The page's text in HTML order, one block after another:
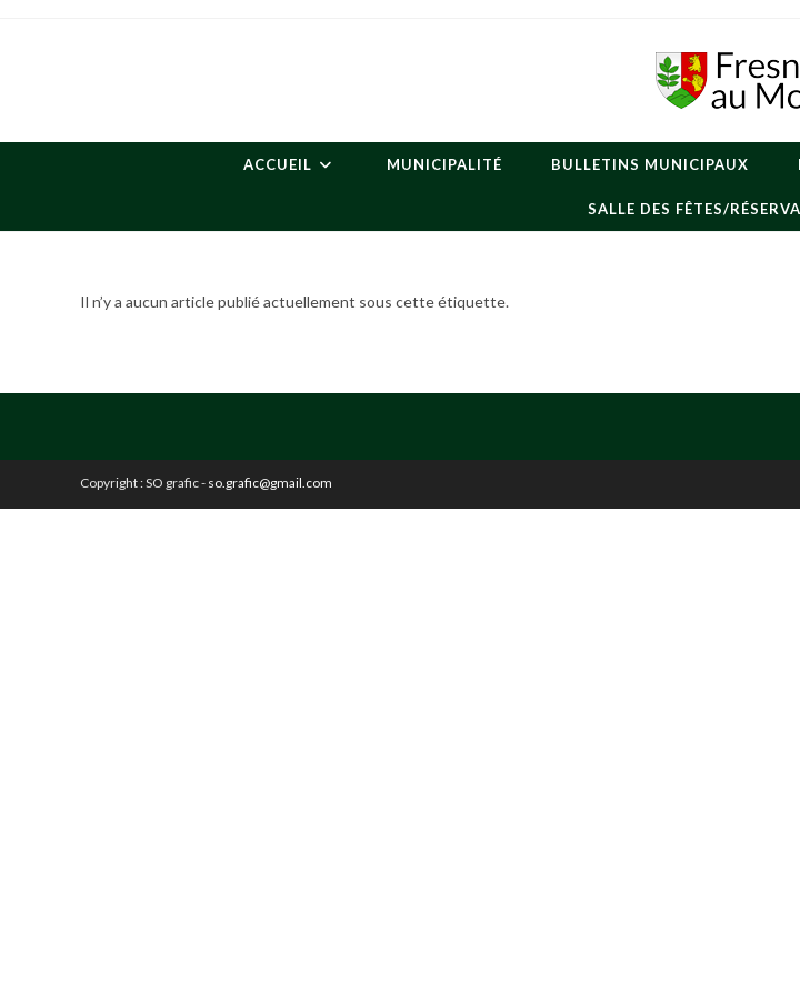
ACCUEIL MUNICIPALITÉ BULLETINS MUNICIPAUX
SALLE DES FÊTES/
Il n’y a aucun article publié actuellement sous cette étiquette.
Copyright : SO grafic - so.grafic@gmail.com